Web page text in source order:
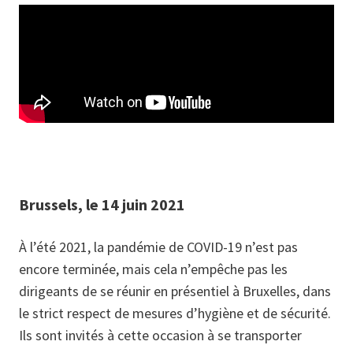
Brussels, le 14 juin 2021
À l’été 2021, la pandémie de COVID-19 n’est pas
encore terminée, mais cela n’empêche pas les
dirigeants de se réunir en présentiel à Bruxelles, dans
le strict respect de mesures d’hygiène et de sécurité.
Ils sont invités à cette occasion à se transporter